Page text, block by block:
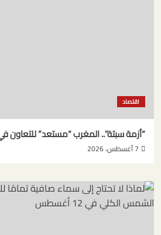
اقتصاد
“أزمة سبتة”.. المغرب “مستعد” للتعاون
7 أغسطس، 2026